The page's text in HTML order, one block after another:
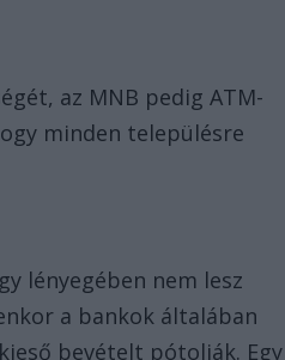
az MNB pedig ATM-
minden településre
lényegében nem lesz
a bankok általában
bevételt pótolják. Egy